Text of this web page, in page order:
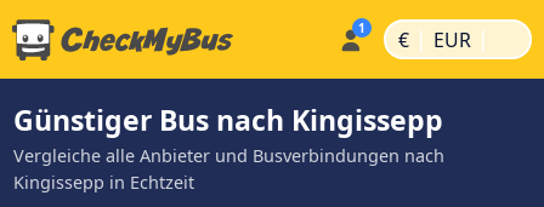
€ | EUR |
Günstiger Bus nach Kingissepp
Vergleiche alle Anbieter und Busverbindungen nach
Kingissepp in Echtzeit